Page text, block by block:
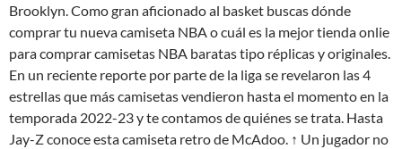
Brooklyn. Como gran aficionado al basket buscas dónde
comprar tu nueva camiseta NBA o cuál es la mejor tienda onlie
para comprar camisetas NBA baratas tipo réplicas y originales.
En un reciente reporte por parte de la liga se revelaron las 4
estrellas que más camisetas vendieron hasta el momento en la
temporada 2022-23 y te contamos de quiénes se trata. Hasta
Jay-Z conoce esta camiseta retro de McAdoo. ↑ Un jugador no